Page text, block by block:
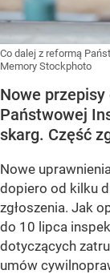
Co dalej z reformą
Memory Stockphoto
Nowe
Państwowej
skarg. Część
Nowe
dopiero od kilku
zgłoszenia. Jak
do 10 lipca
dotyczących
umów